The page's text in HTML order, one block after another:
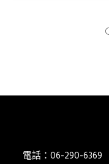
電話：06-290-6369